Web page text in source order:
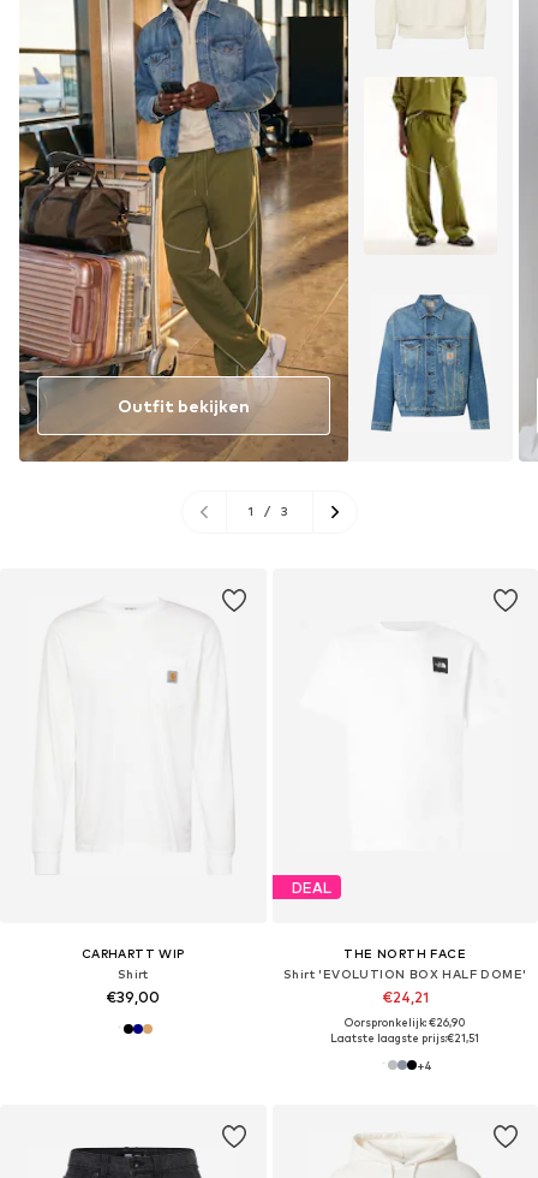
Outfit bekijken
1 / 3
CARHARTT WIP
Shirt
€39,00
DEAL
THE NORTH FACE
Shirt 'EVOLUTION BOX HALF DOME'
€24,21
Oorspronkelijk: €26,90
Laatste laagste prijs:€21,51
+4